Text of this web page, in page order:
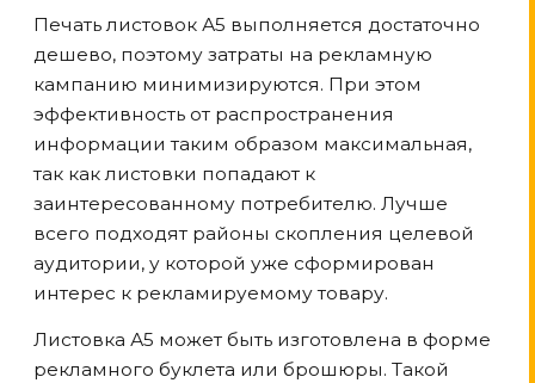
Печать листовок А5 выполняется достаточно
дешево, поэтому затраты на рекламную
кампанию минимизируются. При этом
эффективность от распространения
информации таким образом максимальная,
так как листовки попадают к
заинтересованному потребителю. Лучше
всего подходят районы скопления целевой
аудитории, у которой уже сформирован
интерес к рекламируемому товару.
Листовка А5 может быть изготовлена в форме
рекламного буклета или брошюры. Такой